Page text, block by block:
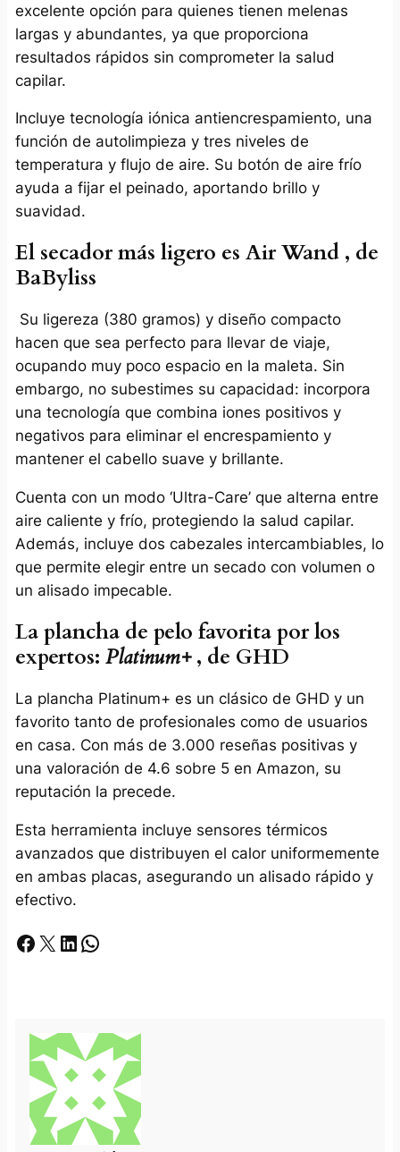
excelente opción para quienes tienen melenas
largas y abundantes, ya que proporciona
resultados rápidos sin comprometer la salud
capilar.
Incluye tecnología iónica antiencrespamiento, una
función de autolimpieza y tres niveles de
temperatura y flujo de aire. Su botón de aire frío
ayuda a fijar el peinado, aportando brillo y
suavidad.
El secador más ligero es Air Wand , de
BaByliss
Su ligereza (380 gramos) y diseño compacto
hacen que sea perfecto para llevar de viaje,
ocupando muy poco espacio en la maleta. Sin
embargo, no subestimes su capacidad: incorpora
una tecnología que combina iones positivos y
negativos para eliminar el encrespamiento y
mantener el cabello suave y brillante.
Cuenta con un modo ‘Ultra-Care’ que alterna entre
aire caliente y frío, protegiendo la salud capilar.
Además, incluye dos cabezales intercambiables, lo
que permite elegir entre un secado con volumen o
un alisado impecable.
La plancha de pelo favorita por los
expertos: Platinum+, de GHD
La plancha Platinum+ es un clásico de GHD y un
favorito tanto de profesionales como de usuarios
en casa. Con más de 3.000 reseñas positivas y
una valoración de 4.6 sobre 5 en Amazon, su
reputación la precede.
Esta herramienta incluye sensores térmicos
avanzados que distribuyen el calor uniformemente
en ambas placas, asegurando un alisado rápido y
efectivo.
Facebook X LinkedIn Whatsapp